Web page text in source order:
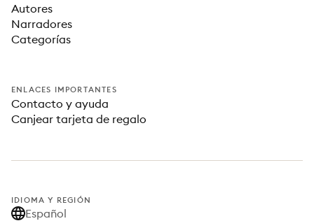
Autores
Narradores
Categorías
ENLACES IMPORTANTES
Contacto y ayuda
Canjear tarjeta de regalo
IDIOMA Y REGIÓN
Español